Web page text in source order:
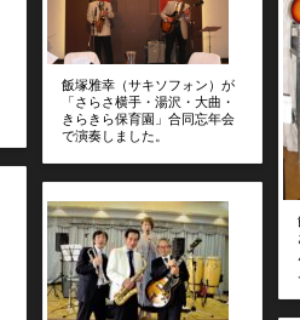
飯塚雅幸（サキソフォン）が
「さらさ横手・湯沢・大曲・
きらきら保育園」合同忘年会
で演奏しました。